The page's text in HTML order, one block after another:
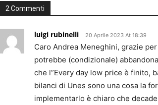
2 Commenti
luigi rubinelli 20 Aprile 2023 At 18:39
Caro Andrea Meneghini, grazie
potrebbe (condizionale)
che l”Every day low price è finito,
bilanci di Unes sono una cosa la
implementarlo è chiaro che